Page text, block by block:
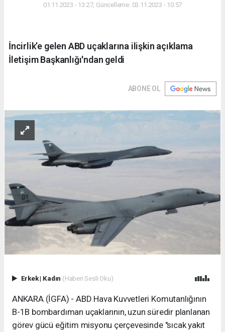
01.11.2023 - 13:27, Güncelleme: 03.11.2023 - 10:57
İncirlik’e gelen ABD uçaklarına ilişkin açıklama
İletişim Başkanlığı'ndan geldi
ABONE OL
Erkek| Kadın (Haberi Sesli Oku)
ANKARA (İGFA) - ABD Hava Kuvvetleri Komutanlığının
B-1B bombardıman uçaklarının, uzun süredir planlanan
görev gücü eğitim misyonu çerçevesinde "sıcak yakıt